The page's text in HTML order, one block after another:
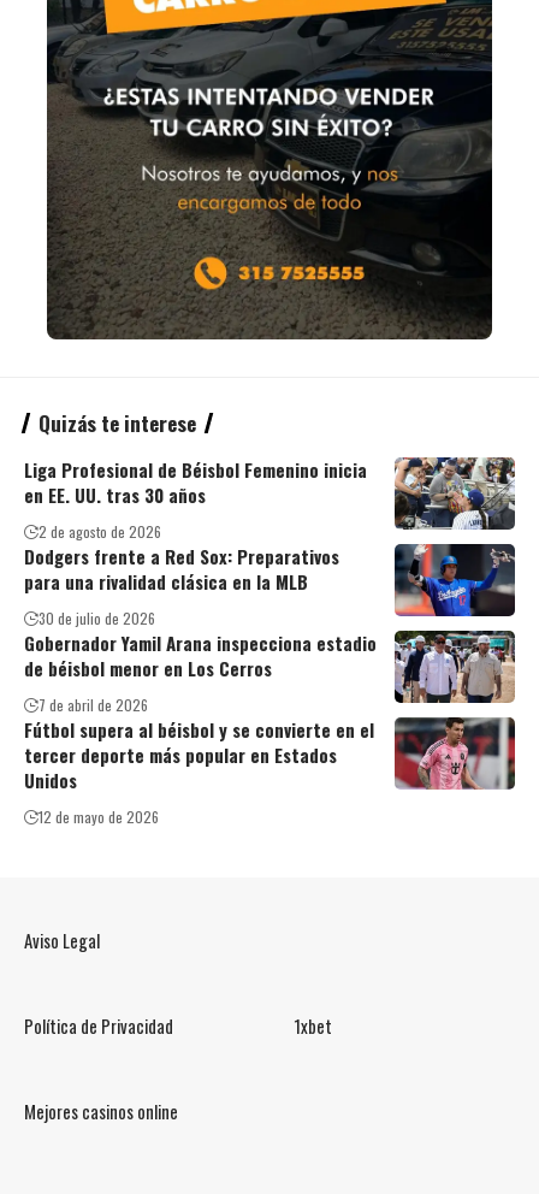
Quizás te interese
Liga Profesional de Béisbol Femenino inicia
en EE. UU. tras 30 años
2 de agosto de 2026
Dodgers frente a Red Sox: Preparativos
para una rivalidad clásica en la MLB
30 de julio de 2026
Gobernador Yamil Arana inspecciona estadio
de béisbol menor en Los Cerros
7 de abril de 2026
Fútbol supera al béisbol y se convierte en el
tercer deporte más popular en Estados
Unidos
12 de mayo de 2026
Aviso Legal
Política de Privacidad 1xbet
Mejores casinos online